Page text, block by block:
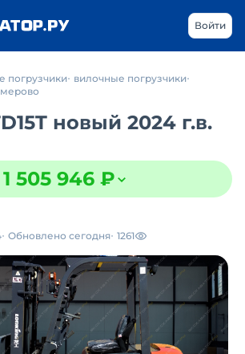
Войти
погрузчики вилочные погрузчики
новый 2024 г.в.
1 505 946 ₽
Обновлено сегодня 1261